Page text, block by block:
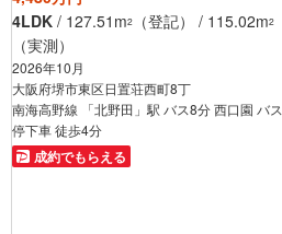
4LDK / 127.51m2 （登記） / 115.02m2
（実測）
2026年10月
大阪府堺市東区日置荘西町8丁
南海高野線 「北野田」駅 バス8分 西口園 バス
停下車 徒歩4分
成約でもらえる